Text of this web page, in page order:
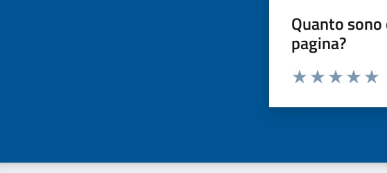
Quanto
pagina?
Valuta da 1 a 5 stelle la